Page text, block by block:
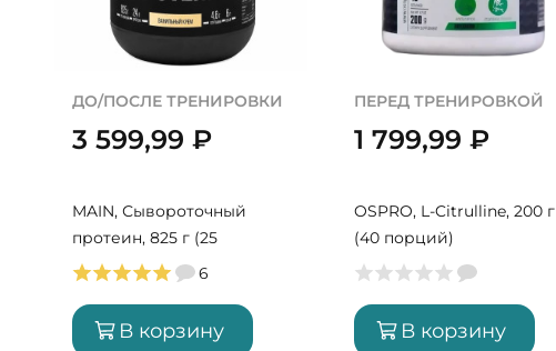
ДО/ПОСЛЕ ТРЕНИРОВКИ
3 599,99 ₽
MAIN, Сывороточный
протеин, 825 г (25
порций)
6
В корзину
ПЕРЕД ТРЕНИРОВКОЙ
1 799,99₽
OSPRO, L-Citrulline, 200 г
(40 порций)
В корзину